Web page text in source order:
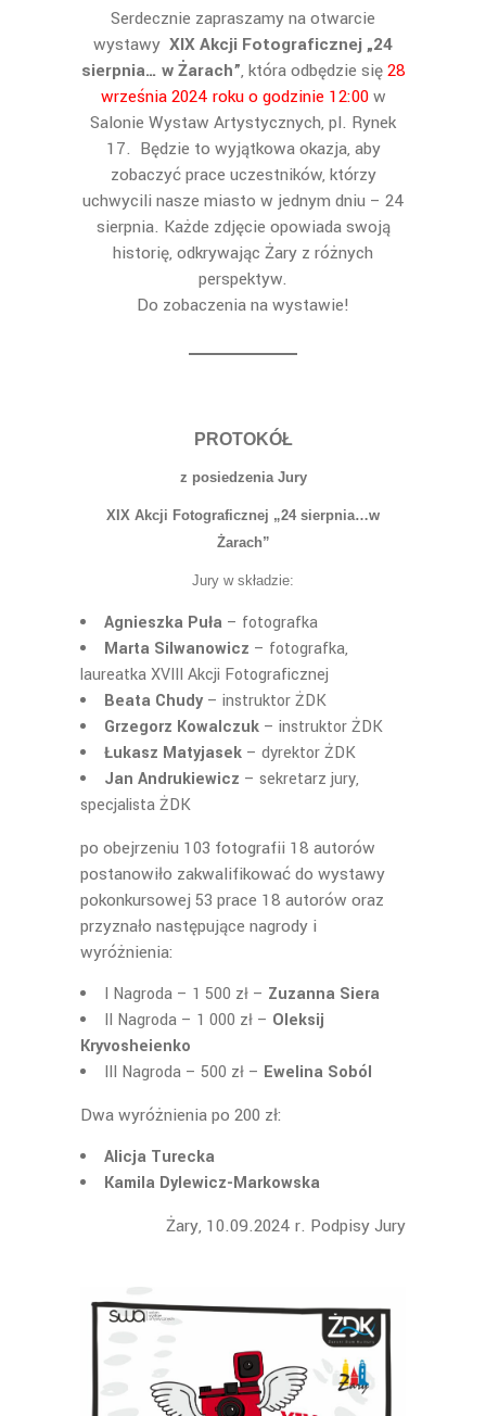
Serdecznie zapraszamy na otwarcie
wystawy XIX Akcji Fotograficznej „24
sierpnia… w Żarach”, która odbędzie się28
września 2024 roku o godzinie 12:00w
Salonie Wystaw Artystycznych, pl. Rynek
17. Będzie to wyjątkowa okazja, aby
zobaczyć prace uczestników, którzy
uchwycili nasze miasto w jednym dniu – 24
sierpnia. Każde zdjęcie opowiada swoją
historię, odkrywając Żary z różnych
perspektyw.
Do zobaczenia na wystawie!
PROTOKÓŁ
z posiedzenia Jury
XIX Akcji Fotograficznej „24 sierpnia…w
Żarach”
Jury w składzie:
Agnieszka Puła – fotografka
Marta Silwanowicz – fotografka,
laureatka XVIII Akcji Fotograficznej
Beata Chudy – instruktor ŻDK
Grzegorz Kowalczuk – instruktor ŻDK
Łukasz Matyjasek – dyrektor ŻDK
Jan Andrukiewicz – sekretarz jury,
specjalista ŻDK
po obejrzeniu 103 fotografii 18 autorów
postanowiło zakwalifikować do wystawy
pokonkursowej 53 prace 18 autorów oraz
przyznało następujące nagrody i
wyróżnienia:
I Nagroda – 1 500 zł – Zuzanna Siera
II Nagroda – 1 000 zł – Oleksij
Kryvosheienko
III Nagroda – 500 zł – Ewelina Soból
Dwa wyróżnienia po 200 zł:
Alicja Turecka
Kamila Dylewicz-Markowska
Żary, 10.09.2024 r. Podpisy Jury